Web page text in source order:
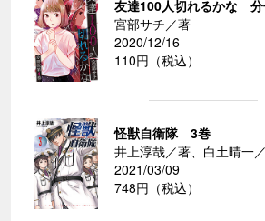
友達100人切れるかな 分
宮部サチ／著
2020/12/16
110円（税込）
怪獣自衛隊 3巻
井上淳哉／著、白土晴一
2021/03/09
748円（税込）